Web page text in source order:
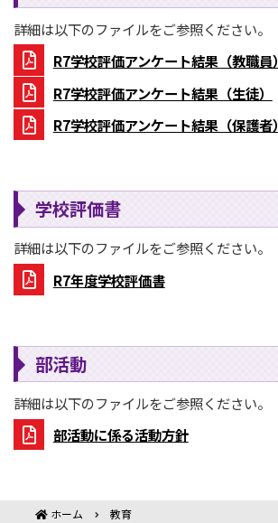
詳細は以下のファイルをご参照ください。
R7学校評価アンケート結果（教職員）
R7学校評価アンケート結果（生徒）
R7学校評価アンケート結果（保護者）
学校評価書
詳細は以下のファイルをご参照ください。
R7年度学校評価書
部活動
詳細は以下のファイルをご参照ください。
部活動に係る活動方針
ホーム 教育